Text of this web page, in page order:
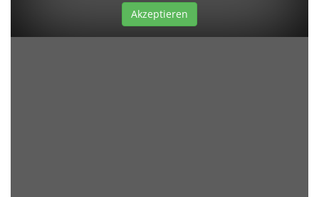
Akzeptieren